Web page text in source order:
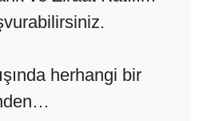
herhangi bir